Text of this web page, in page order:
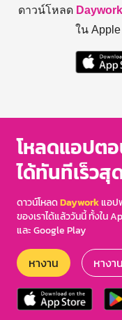
ดาวน์โหลด Daywork
ใน
โหลดแอปต
ได้ทันทีเร็วสุ
ดาวน์โหลดDayworkแอป
ของเราได้แล้ววันนี้ ทั้งใน
และ Google Play
หางาน หางา